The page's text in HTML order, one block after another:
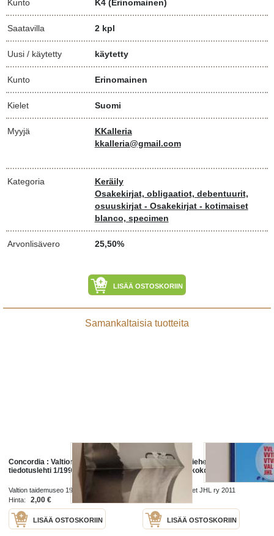
Kunto K4 (Erinomainen)
Saatavilla 2 kpl
Uusi / käytetty käytetty
Kunto Erinomainen
Kielet Suomi
Myyjä
KKalleria
kkalleria@gmail.com
Kategoria
Keräily
Osakekirjat, obligaatiot, debentuurit,
osuuskirjat - Osakekirjat - kotimaiset
blanco, specimen
Arvonlisävero 25,50%
LISÄÄ OSTOSKORIIN
Samankaltaisia tuotteita
Concordia : Valtion taidemuseon
tiedotuslehti 1/1998
Valtion taidemuseo 1998
Hinta:
2,00 €
LISÄÄ OSTOSKORIIN
Valtion virkamiehet ry valtion
palkkalaisten kokoojana SAK-
laiseen
ammattiyhdistysliikkeeseen 1955-
2010 : 55 vuotta
Valtion virkamiehet JHL ry 2011
12,00 €
LISÄÄ OSTOSKORIIN